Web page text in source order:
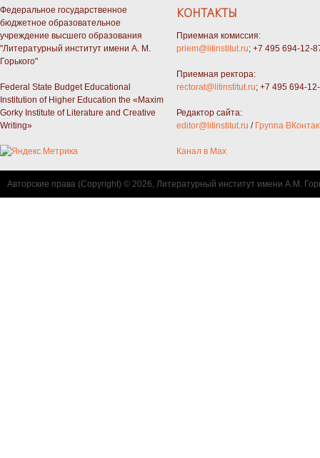
Федеральное государственное
бюджетное образовательное
учреждение высшего образования
"Литературный институт имени А. М.
Горького"
Federal State Budget Educational
Institution of Higher Education the «Maxim
Gorky Institute of Literature and Creative
Writing»
КОНТАКТЫ
Приемная комиссия:
priem@litinstitut.ru; +7 495 694-12-
Приемная ректора:
rectorat@litinstitut.ru; +7 495 694-
Редактор сайта:
editor@litinstitut.ru / Группа
Канал в Max
Авторские права (Copyright) © 2026, Литературный институт имени А.М.